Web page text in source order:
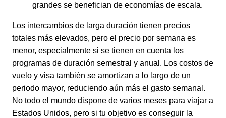
grandes se benefician de economías de escala.
Los intercambios de larga duración tienen precios
totales más elevados, pero el precio por semana es
menor, especialmente si se tienen en cuenta los
programas de duración semestral y anual. Los costos de
vuelo y visa también se amortizan a lo largo de un
periodo mayor, reduciendo aún más el gasto semanal.
No todo el mundo dispone de varios meses para viajar a
Estados Unidos, pero si tu objetivo es conseguir la